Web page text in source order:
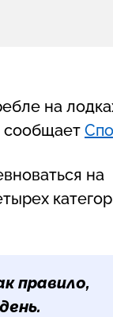
на
сообщает
на
правило,